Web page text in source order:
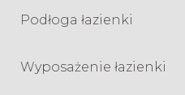
Podłoga łazienki
Wyposażenie łazienki